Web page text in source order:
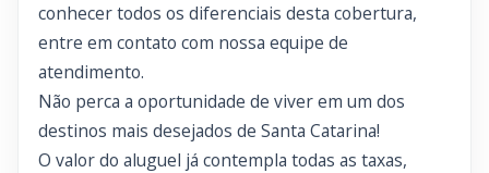
conhecer todos os diferenciais desta cobertura,
entre em contato com nossa equipe de
atendimento.
Não perca a oportunidade de viver em um dos
destinos mais desejados de Santa Catarina!
O valor do aluguel já contempla todas as taxas,